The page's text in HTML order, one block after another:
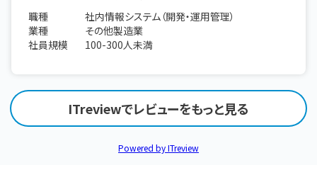
職種
社内情報システム（開発・運用管理）
業種
その他製造業
社員規模
100-300人未満
ITreviewでレビューをもっと見る
Powered by ITreview